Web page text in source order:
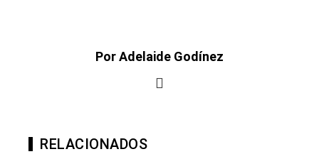
Por Adelaide Godínez
RELACIONADOS